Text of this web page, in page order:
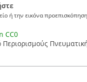
ή την εικόνα
CC0